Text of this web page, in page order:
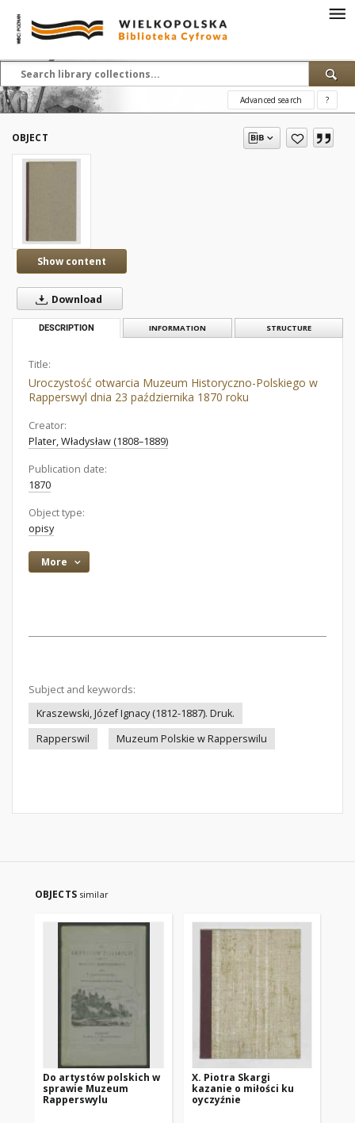
Advanced search ?
OBJECT
Show content
Download
DESCRIPTION INFORMATION STRUCTURE
Title:
Uroczystość otwarcia Muzeum Historyczno-Polskiego w
Rapperswyl dnia 23 października 1870 roku
Creator:
Plater, Władysław (1808–1889)
Publication date:
1870
Object type:
opisy
More
Subject and keywords:
Kraszewski, Józef Ignacy (1812-1887). Druk.
Rapperswil
Muzeum Polskie w Rapperswilu
OBJECTS similar
Do artystów polskich w
sprawie Muzeum
Rapperswylu
X. Piotra Skargi
kazanie o miłości ku
oyczyźnie